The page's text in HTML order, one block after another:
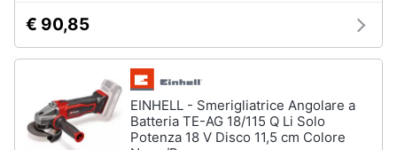
Telecamere
videosorveglianza
Cronotermostato
tutti
€ 90,85
EINHELL - Smerigliatrice Angolare a
Batteria TE-AG 18/115 Q Li Solo
Potenza 18 V Disco 11,5 cm Colore